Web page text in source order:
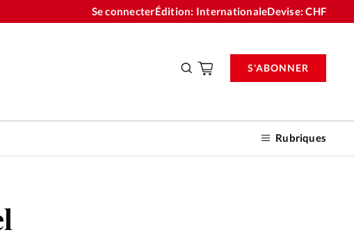
Se connecterÉdition: InternationaleDevise:CHF
Rubriques
S'ABONNER
abonnements